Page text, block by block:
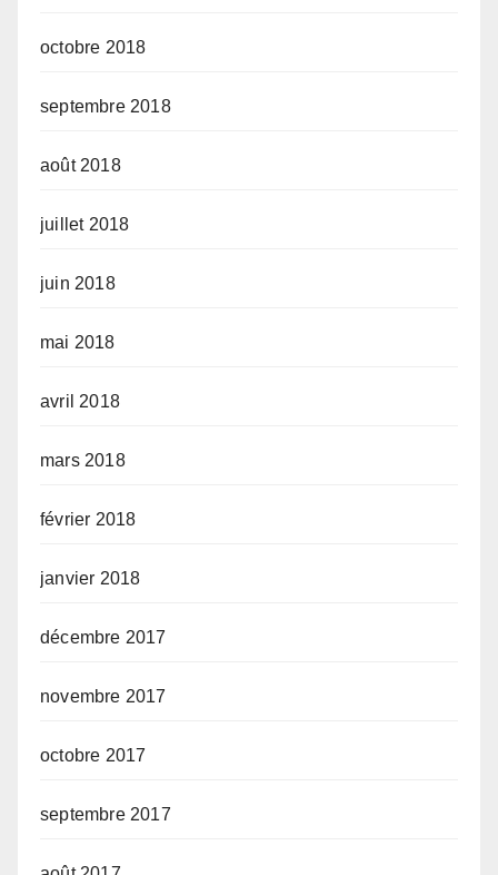
octobre 2018
septembre 2018
août 2018
juillet 2018
juin 2018
mai 2018
avril 2018
mars 2018
février 2018
janvier 2018
décembre 2017
novembre 2017
octobre 2017
septembre 2017